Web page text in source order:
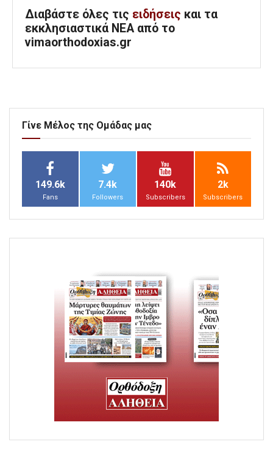
Διαβάστε όλες τις ειδήσεις και τα
εκκλησιαστικά ΝΕΑ από το
vimaorthodoxias.gr
Γίνε Μέλος της Ομάδας μας
149.6k
Fans
7.4k
Followers
140k
Subscribers
2k
Subscribers